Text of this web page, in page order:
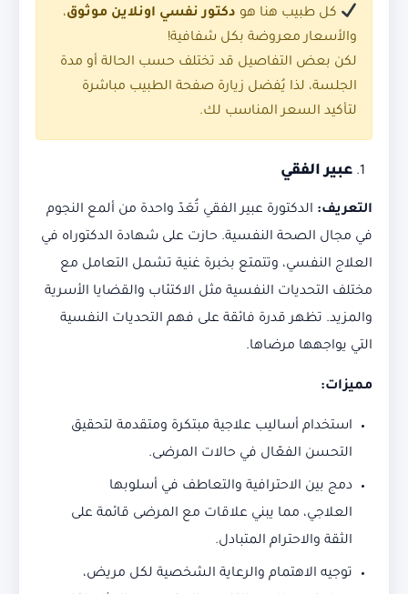
كل طبيب هنا هو دكتور نفسي اونلاين موثوق،
والأسعار معروضة بكل شفافية!
لكن بعض التفاصيل قد تختلف حسب الحالة أو مدة
الجلسة، لذا يُفضل زيارة صفحة الطبيب مباشرة
لتأكيد السعر المناسب لك.
عبير الفقي
التعريف: الدكتورة عبير الفقي تُعَدّ واحدة من ألمع النجوم
في مجال الصحة النفسية. حازت على شهادة الدكتوراه في
العلاج النفسي، وتتمتع بخبرة غنية تشمل التعامل مع
مختلف التحديات النفسية مثل الاكتئاب والقضايا الأسرية
والمزيد. تظهر قدرة فائقة على فهم التحديات النفسية
التي يواجهها مرضاها.
مميزات:
استخدام أساليب علاجية مبتكرة ومتقدمة لتحقيق
التحسن الفعّال في حالات المرضى.
دمج بين الاحترافية والتعاطف في أسلوبها
العلاجي، مما يبني علاقات مع المرضى قائمة على
الثقة والاحترام المتبادل.
توجيه الاهتمام والرعاية الشخصية لكل مريض،